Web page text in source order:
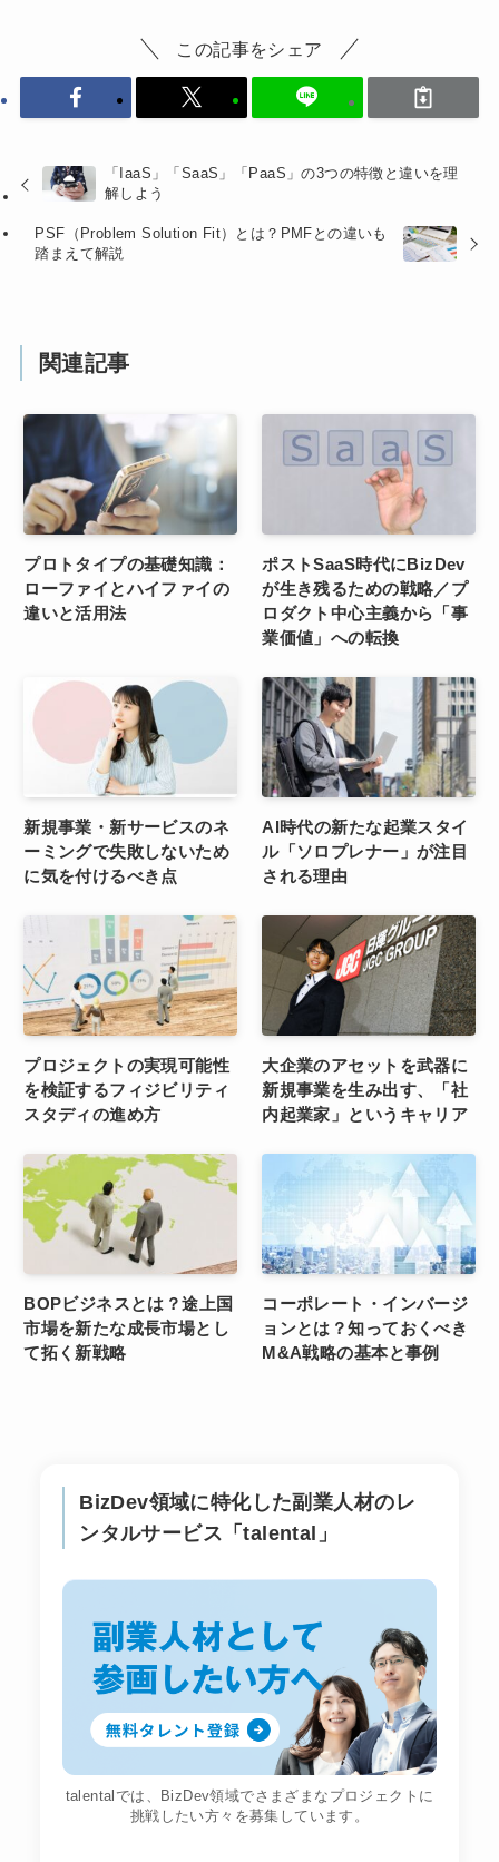
この記事をシェア
「IaaS」「SaaS」「PaaS」の3つの特徴と違いを理
解しよう
PSF（Problem Solution Fit）とは？PMFとの違いも
踏まえて解説
関連記事
プロトタイプの基礎知識：
ローファイとハイファイの
違いと活用法
ポストSaaS時代にBizDev
が生き残るための戦略／プ
ロダクト中心主義から「事
業価値」への転換
新規事業・新サービスのネ
ーミングで失敗しないため
に気を付けるべき点
AI時代の新たな起業スタイ
ル「ソロプレナー」が注目
される理由
プロジェクトの実現可能性
を検証するフィジビリティ
スタディの進め方
大企業のアセットを武器に
新規事業を生み出す、「社
内起業家」というキャリア
BOPビジネスとは？途上国
市場を新たな成長市場とし
て拓く新戦略
コーポレート・インバージ
ョンとは？知っておくべき
M&A戦略の基本と事例
BizDev領域に特化した副業人材のレ
ンタルサービス「talental」
talentalでは、BizDev領域でさまざまなプロジェクトに
挑戦したい方々を募集しています。